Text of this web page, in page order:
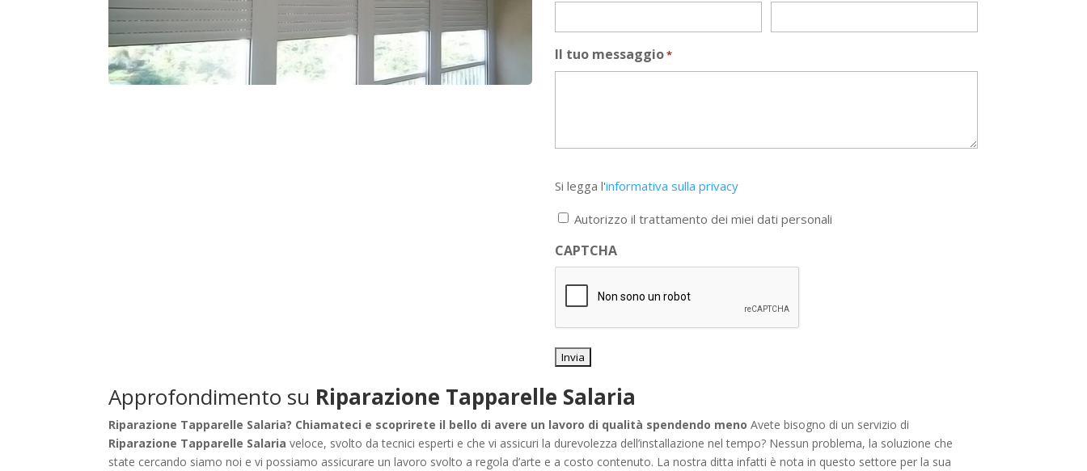
Il tuo messaggio*
legga
l'informativa
privacy
*
Si legga l'informativa sulla privacy
Autorizzo il trattamento dei miei dati personali
CAPTCHA
Approfondimento su Riparazione Tapparelle Salaria
Riparazione Tapparelle Salaria? Chiamateci e scoprirete il bello di avere un lavoro di qualità spendendo meno Avete bisogno di un servizio di
Riparazione Tapparelle Salaria veloce, svolto da tecnici esperti e che vi assicuri la durevolezza dell’installazione nel tempo? Nessun problema, la soluzione che
state cercando siamo noi e vi possiamo assicurare un lavoro svolto a regola d’arte e a costo contenuto. La nostra ditta infatti è nota in questo settore per la sua